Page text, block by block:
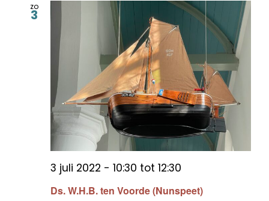
zo
3
Ds. W.H.B. ten Voorde (Nunspeet)
3 juli 2022 - 10:30 tot 12:30